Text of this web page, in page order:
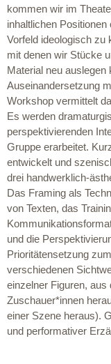
kommen wir im
inhaltlichen
Vorfeld ideologisch zu
mit denen wir Stücke
Material neu auslegen
Auseinandersetzung
Workshop vermittelt
Es werden
perspektivierenden
Gruppe erarbeitet.
entwickelt und
drei handwerklich-
Das Framing als
von Texten, das
und die
Prioritätensetzung
verschiedenen
einzelner Figuren,
Zuschauer*innen
einer Szene heraus).
und performativer